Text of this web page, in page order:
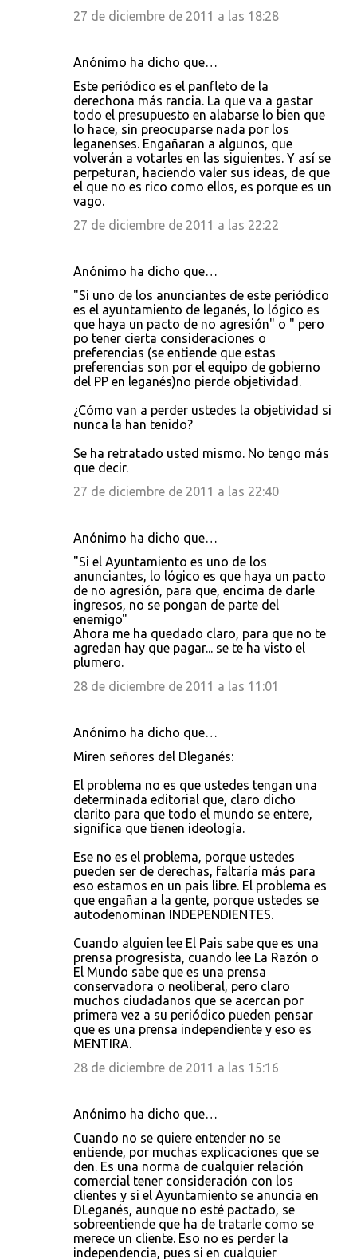
27 de diciembre de 2011 a las 18:28
Anónimo ha dicho que…
Este periódico es el panfleto de la
derechona más rancia. La que va a gastar
todo el presupuesto en alabarse lo bien que
lo hace, sin preocuparse nada por los
leganenses. Engañaran a algunos, que
volverán a votarles en las siguientes. Y así se
perpeturan, haciendo valer sus ideas, de que
el que no es rico como ellos, es porque es un
vago.
27 de diciembre de 2011 a las 22:22
Anónimo ha dicho que…
"Si uno de los anunciantes de este periódico
es el ayuntamiento de leganés, lo lógico es
que haya un pacto de no agresión" o " pero
po tener cierta consideraciones o
preferencias (se entiende que estas
preferencias son por el equipo de gobierno
del PP en leganés)no pierde objetividad.
¿Cómo van a perder ustedes la objetividad si
nunca la han tenido?
Se ha retratado usted mismo. No tengo más
que decir.
27 de diciembre de 2011 a las 22:40
Anónimo ha dicho que…
"Si el Ayuntamiento es uno de los
anunciantes, lo lógico es que haya un pacto
de no agresión, para que, encima de darle
ingresos, no se pongan de parte del
enemigo"
Ahora me ha quedado claro, para que no te
agredan hay que pagar... se te ha visto el
plumero.
28 de diciembre de 2011 a las 11:01
Anónimo ha dicho que…
Miren señores del Dleganés:
El problema no es que ustedes tengan una
determinada editorial que, claro dicho
clarito para que todo el mundo se entere,
significa que tienen ideología.
Ese no es el problema, porque ustedes
pueden ser de derechas, faltaría más para
eso estamos en un pais libre. El problema es
que engañan a la gente, porque ustedes se
autodenominan INDEPENDIENTES.
Cuando alguien lee El Pais sabe que es una
prensa progresista, cuando lee La Razón o
El Mundo sabe que es una prensa
conservadora o neoliberal, pero claro
muchos ciudadanos que se acercan por
primera vez a su periódico pueden pensar
que es una prensa independiente y eso es
MENTIRA.
28 de diciembre de 2011 a las 15:16
Anónimo ha dicho que…
Cuando no se quiere entender no se
entiende, por muchas explicaciones que se
den. Es una norma de cualquier relación
comercial tener consideración con los
clientes y si el Ayuntamiento se anuncia en
DLeganés, aunque no esté pactado, se
sobreentiende que ha de tratarle como se
merece un cliente. Eso no es perder la
independencia, pues si en cualquier